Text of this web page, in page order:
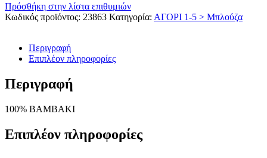
Πρόσθήκη στην λίστα επιθυμιών
Κωδικός προϊόντος: 23863 Κατηγορία: ΑΓΟΡΙ 1-5 > Μπλούζα
Περιγραφή
Επιπλέον πληροφορίες
Περιγραφή
100% ΒΑΜΒΑΚΙ
Επιπλέον πληροφορίες